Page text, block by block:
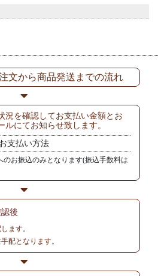
文から商品発送までの流れ
況を確認してお支払い金額とお
ルにてお知らせ致します。
お支払い方法
のお振込のみとなります(振込手数料は
後
ます。
配となります。